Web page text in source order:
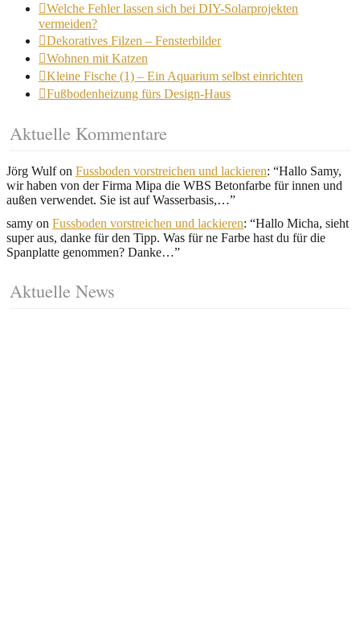
Welche Fehler lassen sich bei DIY-Solarprojekten
vermeiden?
Dekoratives Filzen – Fensterbilder
Wohnen mit Katzen
Kleine Fische (1) – Ein Aquarium selbst einrichten
Fußbodenheizung fürs Design-Haus
Aktuelle Kommentare
Jörg Wulfon Fussboden vorstreichen und lackieren: “Hallo Samy,
wir haben von der Firma Mipa die WBS Betonfarbe für innen und
außen verwendet. Sie ist auf Wasserbasis,…”
samy on Fussboden vorstreichen und lackieren: “Hallo Micha, sieht
super aus, danke für den Tipp. Was für ne Farbe hast du für die
Spanplatte genommen? Danke…”
Aktuelle News